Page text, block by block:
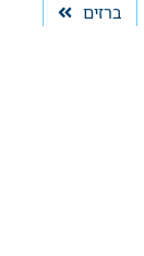
ברזים